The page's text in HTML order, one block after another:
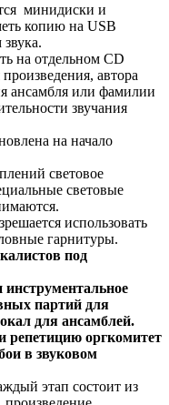
минидиски и
копию на USB
на отдельном CD
автора
ансамбля или фамилии
звучания
на начало
световое
световые
использовать
гарнитуры.
под
инструментальное
партий для
для ансамблей.
репетицию оргкомитет
в звуковом
этап состоит из